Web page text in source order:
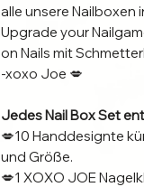
alle unsere Nailboxen
Upgrade your
on Nails mit
-xoxo Joe 💋
Jedes Nail Box Set
💋10 Handdesignte
und Größe.
💋1 XOXO JOE